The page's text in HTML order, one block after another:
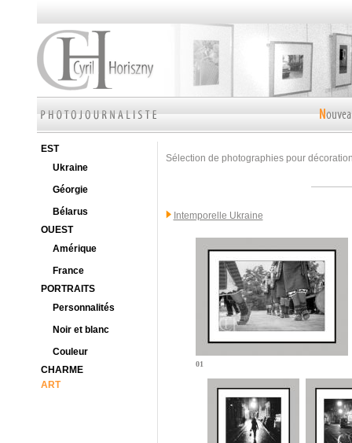
EST
Ukraine
Géorgie
Bélarus
OUEST
Amérique
France
PORTRAITS
Personnalités
Noir et blanc
Couleur
CHARME
ART
Sélection de photographies pour
Intemporelle Ukraine
01